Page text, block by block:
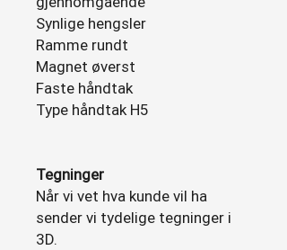
Synlige hengsler
Ramme rundt
Magnet øverst
Faste håndtak
Type håndtak H5
Tegninger
Når vi vet hva kunde vil ha
sender vi tydelige tegninger i
3D.